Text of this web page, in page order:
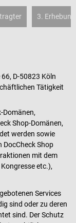
3.
D-50823 Köln
Tätigkeit
Domänen,
Shop-Domänen,
werden sowie
DocCheck Shop
mit dem
etc.),
Services
sind oder zu deren
sind. Der Schutz